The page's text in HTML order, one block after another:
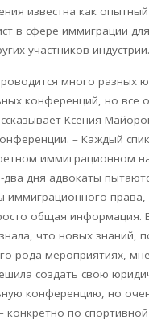
известна как
в сфере иммиграции
участников индустрии.
много разных
конференций, но все
Ксения
– Каждый
иммиграционном
два дня адвокаты
права,
общая информация.
что новых знаний,
рода мероприятиях,
создать свою
конференцию, но
конкретно по